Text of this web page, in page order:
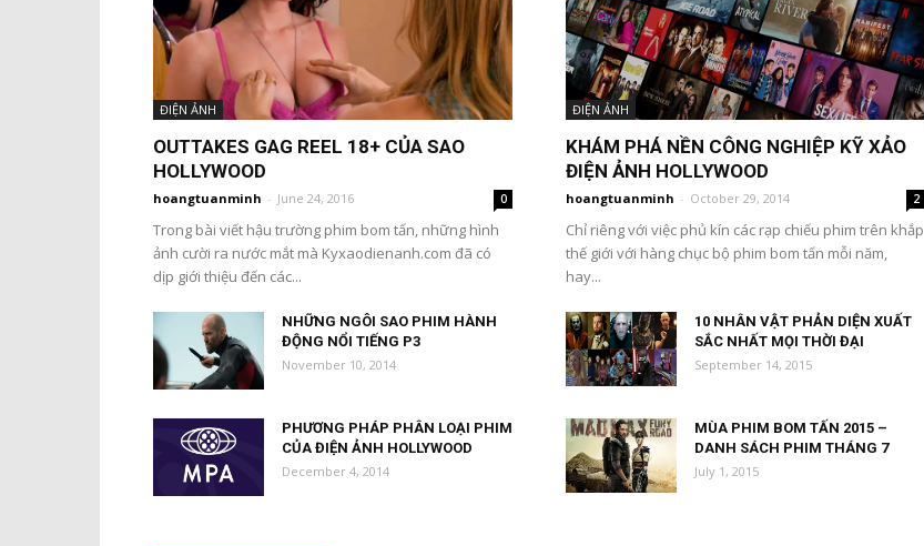
ĐIỆN ẢNH
OUTTAKES GAG REEL 18+ CỦA SAO
HOLLYWOOD
hoangtuanminh - June 24, 2016 0
Trong bài viết hậu trường phim bom tấn, những hình
ảnh cười ra nước mắt mà Kyxaodienanh.com đã có
dịp giới thiệu đến các...
ĐIỆN ẢNH
KHÁM PHÁ NỀN CÔNG NGHIỆP KỸ XẢO
ĐIỆN ẢNH HOLLYWOOD
hoangtuanminh - October 29, 2014 2
Chỉ riêng với việc phủ kín các rạp chiếu phim trên khắp
thế giới với hàng chục bộ phim bom tấn mỗi năm,
hay...
NHỮNG NGÔI SAO PHIM HÀNH
ĐỘNG NỔI TIẾNG P3
November 10, 2014
10 NHÂN VẬT PHẢN DIỆN XUẤT
SẮC NHẤT MỌI THỜI ĐẠI
September 14, 2015
PHƯƠNG PHÁP PHÂN LOẠI PHIM
CỦA ĐIỆN ẢNH HOLLYWOOD
December 4, 2014
MÙA PHIM BOM TẤN 2015 –
DANH SÁCH PHIM THÁNG 7
July 1, 2015